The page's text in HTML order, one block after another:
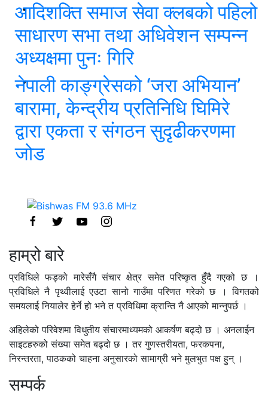
आदिशक्ति समाज सेवा क्लबको पहिलो
साधारण सभा तथा अधिवेशन सम्पन्न
अध्यक्षमा पुनः गिरि
नेपाली काङ्ग्रेसको ‘जरा अभियान’
बारामा, केन्द्रीय प्रतिनिधि घिमिरे
द्वारा एकता र संगठन सुदृढीकरणमा
जोड
हाम्रो बारे
प्रविधिले फड्को मारेसँगै संचार क्षेत्र समेत परिष्कृत हुँदै गएको छ ।
प्रविधिले नै पृथ्वीलाई एउटा सानो गाउँमा परिणत गरेको छ । विगतको
समयलाई नियालेर हेर्ने हो भने त प्रविधिमा क्रान्ति नै आएको मान्नुपर्छ ।
अहिलेको परिवेशमा विधुतीय संचारमाध्यमको आकर्षण बढ्दो छ । अनलाईन
साइटहरुको संख्या समेत बढ्दो छ । तर गुणस्तरीयता, फरकपना,
निरन्तरता, पाठकको चाहना अनुसारको सामाग्री भने मुलभुत पक्ष हुन् ।
सम्पर्क